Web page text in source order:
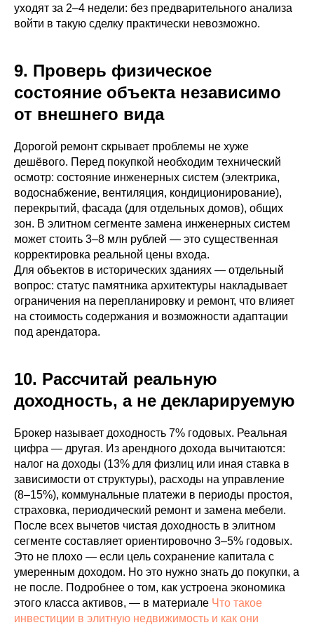
уходят за 2–4 недели: без предварительного анализа
войти в такую сделку практически невозможно.
9. Проверь физическое
состояние объекта независимо
от внешнего вида
Дорогой ремонт скрывает проблемы не хуже
дешёвого. Перед покупкой необходим технический
осмотр: состояние инженерных систем (электрика,
водоснабжение, вентиляция, кондиционирование),
перекрытий, фасада (для отдельных домов), общих
зон. В элитном сегменте замена инженерных систем
может стоить 3–8 млн рублей — это существенная
корректировка реальной цены входа.
Для объектов в исторических зданиях — отдельный
вопрос: статус памятника архитектуры накладывает
ограничения на перепланировку и ремонт, что влияет
на стоимость содержания и возможности адаптации
под арендатора.
10. Рассчитай реальную
доходность, а не декларируемую
Брокер называет доходность 7% годовых. Реальная
цифра — другая. Из арендного дохода вычитаются:
налог на доходы (13% для физлиц или иная ставка в
зависимости от структуры), расходы на управление
(8–15%), коммунальные платежи в периоды простоя,
страховка, периодический ремонт и замена мебели.
После всех вычетов чистая доходность в элитном
сегменте составляет ориентировочно 3–5% годовых.
Это не плохо — если цель сохранение капитала с
умеренным доходом. Но это нужно знать до покупки, а
не после. Подробнее о том, как устроена экономика
этого класса активов, — в материале Что такое
инвестиции в элитную недвижимость и как они